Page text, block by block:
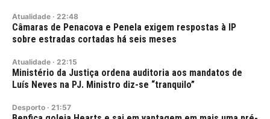
Atualidade · 22:48
Câmaras de Penacova e Penela exigem respostas à IP
sobre estradas cortadas há seis meses
Atualidade · 22:15
Ministério da Justiça ordena auditoria aos mandatos de
Luís Neves na PJ. Ministro diz-se “tranquilo”
Desporto · 21:57